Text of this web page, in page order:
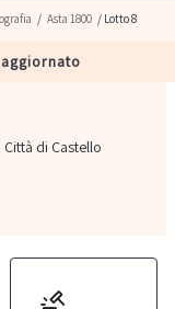
aggiornato
/ Asta 1800 / Lotto 8
Città di Castello